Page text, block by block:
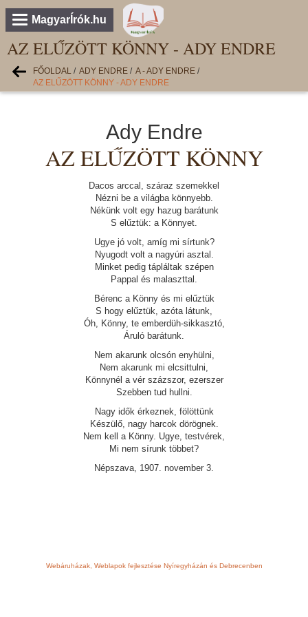
MagyarÍrók.hu
AZ ELŰZÖTT KÖNNY - ADY ENDRE
FŐOLDAL / ADY ENDRE / A - ADY ENDRE /
AZ ELŰZÖTT KÖNNY - ADY ENDRE
Ady Endre
AZ ELŰZÖTT KÖNNY
Dacos arccal, száraz szemekkel
Nézni be a világba könnyebb.
Nékünk volt egy hazug barátunk
S elűztük: a Könnyet.
Ugye jó volt, amíg mi sírtunk?
Nyugodt volt a nagyúri asztal.
Minket pedig tápláltak szépen
Pappal és malaszttal.
Bérenc a Könny és mi elűztük
S hogy elűztük, azóta látunk,
Óh, Könny, te emberdüh-sikkasztó,
Áruló barátunk.
Nem akarunk olcsón enyhülni,
Nem akarunk mi elcsittulni,
Könnynél a vér százszor, ezerszer
Szebben tud hullni.
Nagy idők érkeznek, fölöttünk
Készülő, nagy harcok dörögnek.
Nem kell a Könny. Ugye, testvérek,
Mi nem sírunk többet?
Népszava, 1907. november 3.
Webáruházak, Weblapok fejlesztése Nyíregyházán és Debrecenben